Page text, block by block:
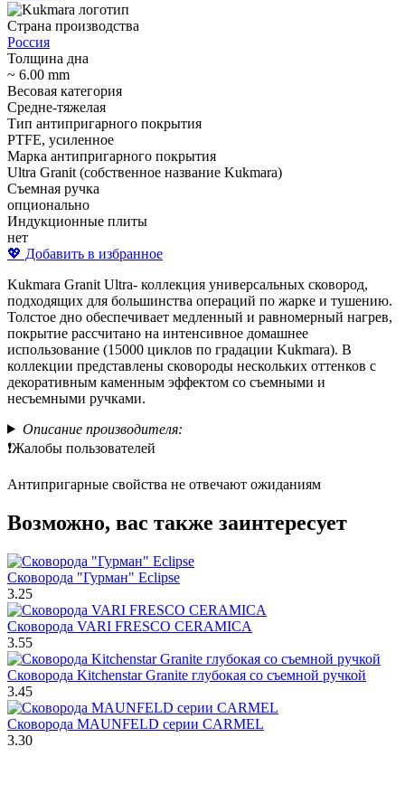
Страна производства
Россия
Толщина дна
~ 6.00 mm
Весовая категория
Средне-тяжелая
Тип антипригарного покрытия
PTFE, усиленное
Марка антипригарного покрытия
Ultra Granit (собственное название Kukmara)
Съемная ручка
опционально
Индукционные плиты
нет
💖 Добавить в избранное
Kukmara Granit Ultra- коллекция универсальных сковород,
подходящих для большинства операций по жарке и тушению.
Толстое дно обеспечивает медленный и равномерный нагрев,
покрытие рассчитано на интенсивное домашнее
использование (15000 циклов по градации Kukmara). В
коллекции представлены сковороды нескольких оттенков с
декоративным каменным эффектом со съемными и
несъемными ручками.
Описание производителя:
❗Жалобы пользователей
Антипригарные свойства не отвечают ожиданиям
Возможно, вас также заинтересует
Сковорода "Гурман" Eclipse
3.25
Сковорода VARI FRESCO CERAMICA
3.55
Сковорода Kitchenstar Granite глубокая со съемной ручкой
3.45
Сковорода MAUNFELD серии CARMEL
3.30